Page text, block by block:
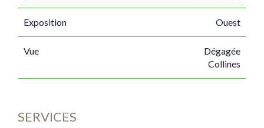
Exposition Ouest
Vue
Dégagée
Collines
SERVICES